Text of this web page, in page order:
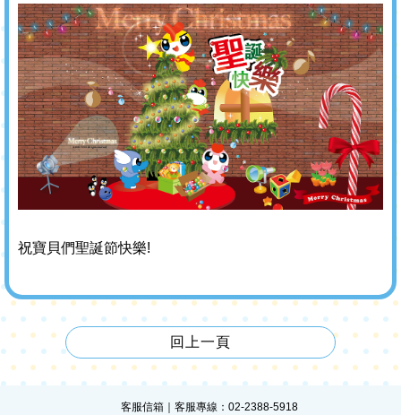
祝寶貝們聖誕節快樂!
回上一頁
客服信箱 ｜客服專線：02-2388-5918